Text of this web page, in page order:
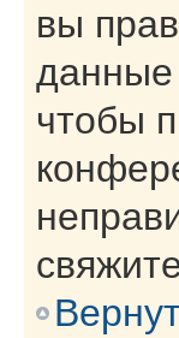
вы
данные
чтобы